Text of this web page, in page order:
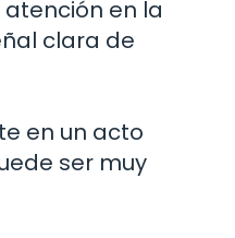
en la
clara de
en un acto
ser muy